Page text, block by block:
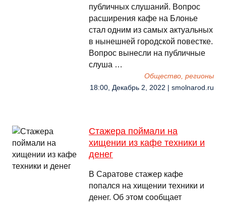
публичных слушаний. Вопрос
расширения кафе на Блонье
стал одним из самых актуальных
в нынешней городской повестке.
Вопрос вынесли на публичные
слуша …
Общество, регионы
18:00, Декабрь 2, 2022 | smolnarod.ru
Стажера поймали на
хищении из кафе техники и
денег
В Саратове стажер кафе
попался на хищении техники и
денег. Об этом сообщает